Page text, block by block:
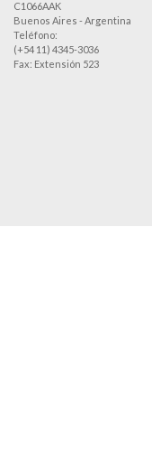
C1066AAK
Buenos Aires - Argentina
Teléfono:
(+54 11) 4345-3036
Fax: Extensión 523